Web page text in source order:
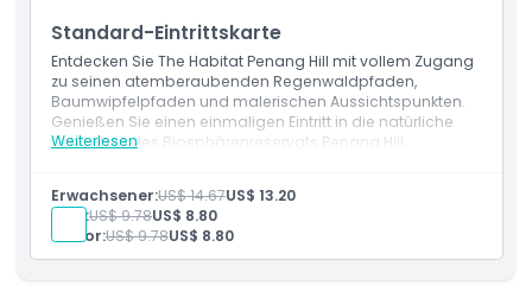
Nicht geeignet für
Öffnungszeiten
Dinge, die Sie wissen sollten
Ort
Standard-Eintrittskarte
Entdecken Sie The Habitat Penang Hill mit vollem Zugang
zu seinen atemberaubenden Regenwaldpfaden,
Baumwipfelpfaden und malerischen Aussichtspunkten.
Genießen Sie einen einmaligen Eintritt in die natürliche
Schönheit des Biosphärenreservats Penang Hill.
Weiterlesen
Genießen Sie einmaligen Eintritt zu The Habitat
Penang Hill.
Erkunden Sie Regenwaldpfade, Baumwipfelpfade
und landschaftlich reizvolle Aussichten.
Erwachsener:US$ 14.67US$ 13.20
Kind:US$ 9.78US$ 8.80
Senior:US$ 9.78US$ 8.80